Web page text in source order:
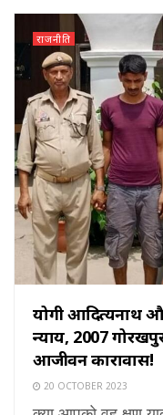
राजनीति
योगी आदित्यनाथ
न्याय, 2007
आजीवन कारावास!
20 OCTOBER 2023